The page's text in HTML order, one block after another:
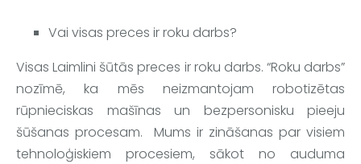
Vai visas preces ir roku darbs?
Visas Laimlini šūtās preces ir roku darbs. “Roku darbs”
nozīmē, ka mēs neizmantojam robotizētas
rūpnieciskas mašīnas un bezpersonisku pieeju
šūšanas procesam.  Mums ir zināšanas par visiem
tehnoloģiskiem procesiem, sākot no auduma